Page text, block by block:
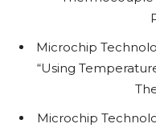
Microchip
“Using
Microchip